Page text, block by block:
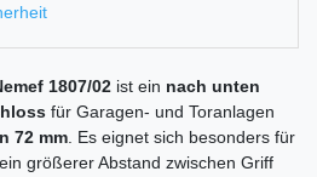
1807/02 ist ein nach unten
für Garagen- und Toranlagen
72 mm . Es eignet sich besonders für
größerer Abstand zwischen Griff